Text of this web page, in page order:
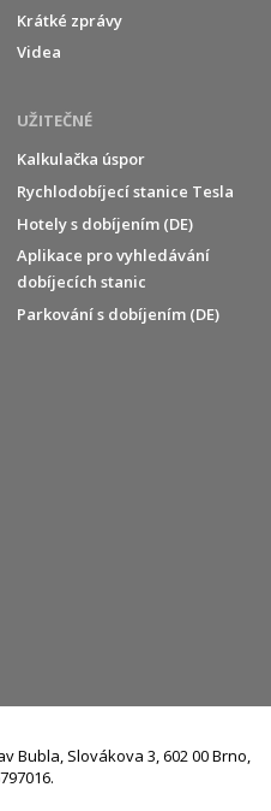
Krátké zprávy
Videa
UŽITEČNÉ
Kalkulačka úspor
Rychlodobíjecí stanice Tesla
Hotely s dobíjením (DE)
Aplikace pro vyhledávání
dobíjecích stanic
Parkování s dobíjením (DE)
Bubla, Slovákova 3, 602 00 Brno,